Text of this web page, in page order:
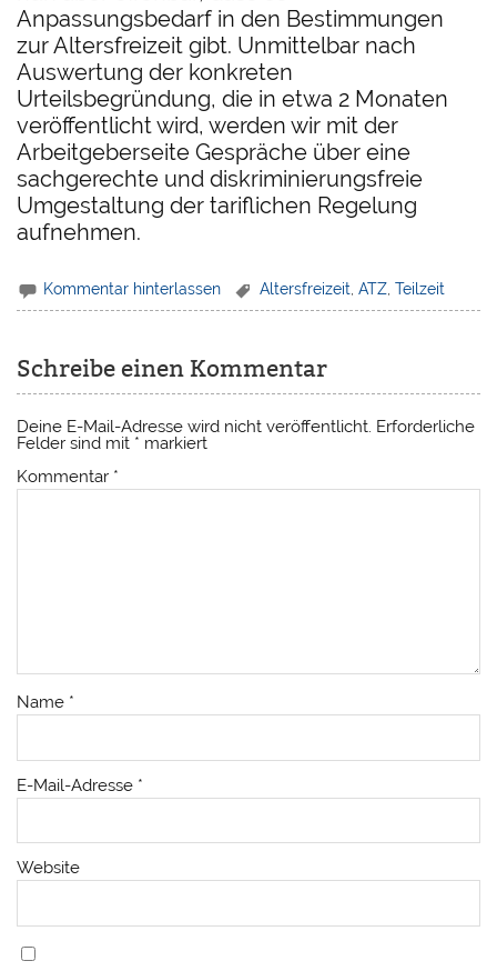
Anpassungsbedarf in den Bestimmungen
zur Altersfreizeit gibt. Unmittelbar nach
Auswertung der konkreten
Urteilsbegründung, die in etwa 2 Monaten
veröffentlicht wird, werden wir mit der
Arbeitgeberseite Gespräche über eine
sachgerechte und diskriminierungsfreie
Umgestaltung der tariflichen Regelung
aufnehmen.
Kommentar hinterlassen Altersfreizeit ,ATZ ,Teilzeit
Schreibe einen Kommentar
Deine E-Mail-Adresse wird nicht veröffentlicht. Erforderliche
Felder sind mit * markiert
Kommentar *
Name *
E-Mail-Adresse *
Website